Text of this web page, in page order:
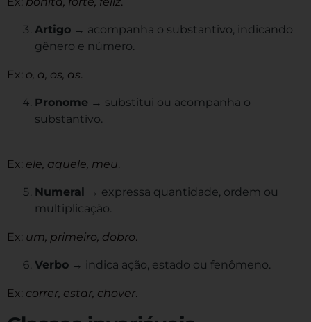
Artigo → acompanha o substantivo, indicando
gênero e número.
Ex: o, a, os, as.
Pronome → substitui ou acompanha o
substantivo.
Ex: ele, aquele, meu.
Numeral → expressa quantidade, ordem ou
multiplicação.
Ex: um, primeiro, dobro.
Verbo → indica ação, estado ou fenômeno.
Ex: correr, estar, chover.